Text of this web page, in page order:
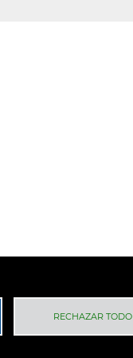
RECHAZAR TODO
RGPD